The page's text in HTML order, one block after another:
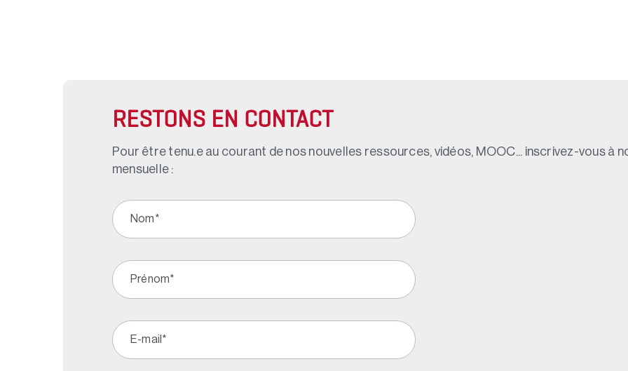
RESTONS EN CONTACT
Pour être tenu.e au courant de nos nouvelles ressources, vidéos, MOOC... inscrivez-vous à
mensuelle :